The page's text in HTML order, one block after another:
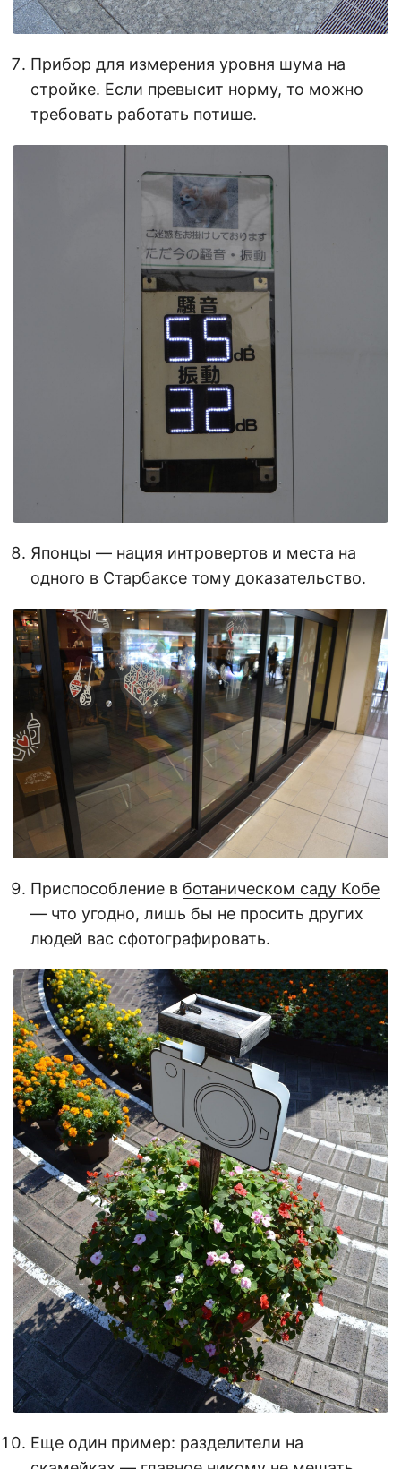
Прибор для измерения уровня шума на
стройке. Если превысит норму, то можно
требовать работать потише.
Японцы — нация интровертов и места на
одного в Старбаксе тому доказательство.
Приспособление в ботаническом саду Кобе
— что угодно, лишь бы не просить других
людей вас сфотографировать.
Еще один пример: разделители на